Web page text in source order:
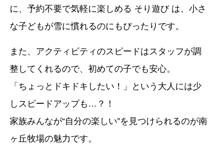
に、予約不要で気軽に楽しめる そり遊び は、小さ
な子どもが雪に慣れるのにもぴったりです。
また、アクティビティのスピードはスタッフが調
整してくれるので、初めての子でも安心。
「ちょっとドキドキしたい！」という大人には少
しスピードアップも…？！
家族みんなが“自分の楽しい”を見つけられるのが南
ヶ丘牧場の魅力です。